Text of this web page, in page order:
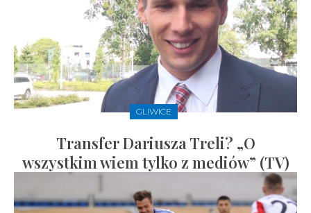
GLIWICE
Transfer Dariusza Treli? „O
wszystkim wiem tylko z mediów” (TV)